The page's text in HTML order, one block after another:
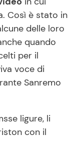
Così è stato in
delle loro
quando
per il
voce di
Sanremo
ligure, li
con il